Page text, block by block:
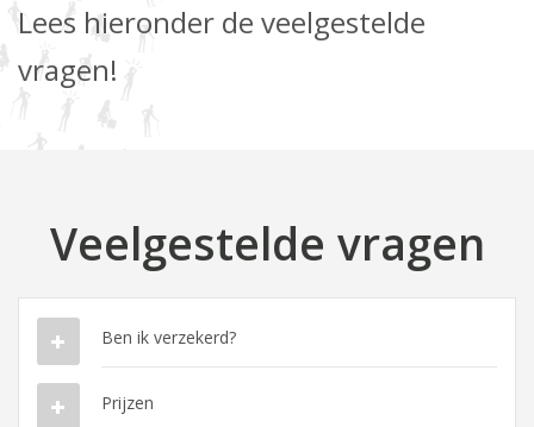
Lees hieronder de veelgestelde
vragen!
Veelgestelde vragen
Ben ik verzekerd?
Prijzen